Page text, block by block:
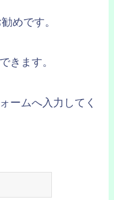
めです。
きます。
ームへ入力してく